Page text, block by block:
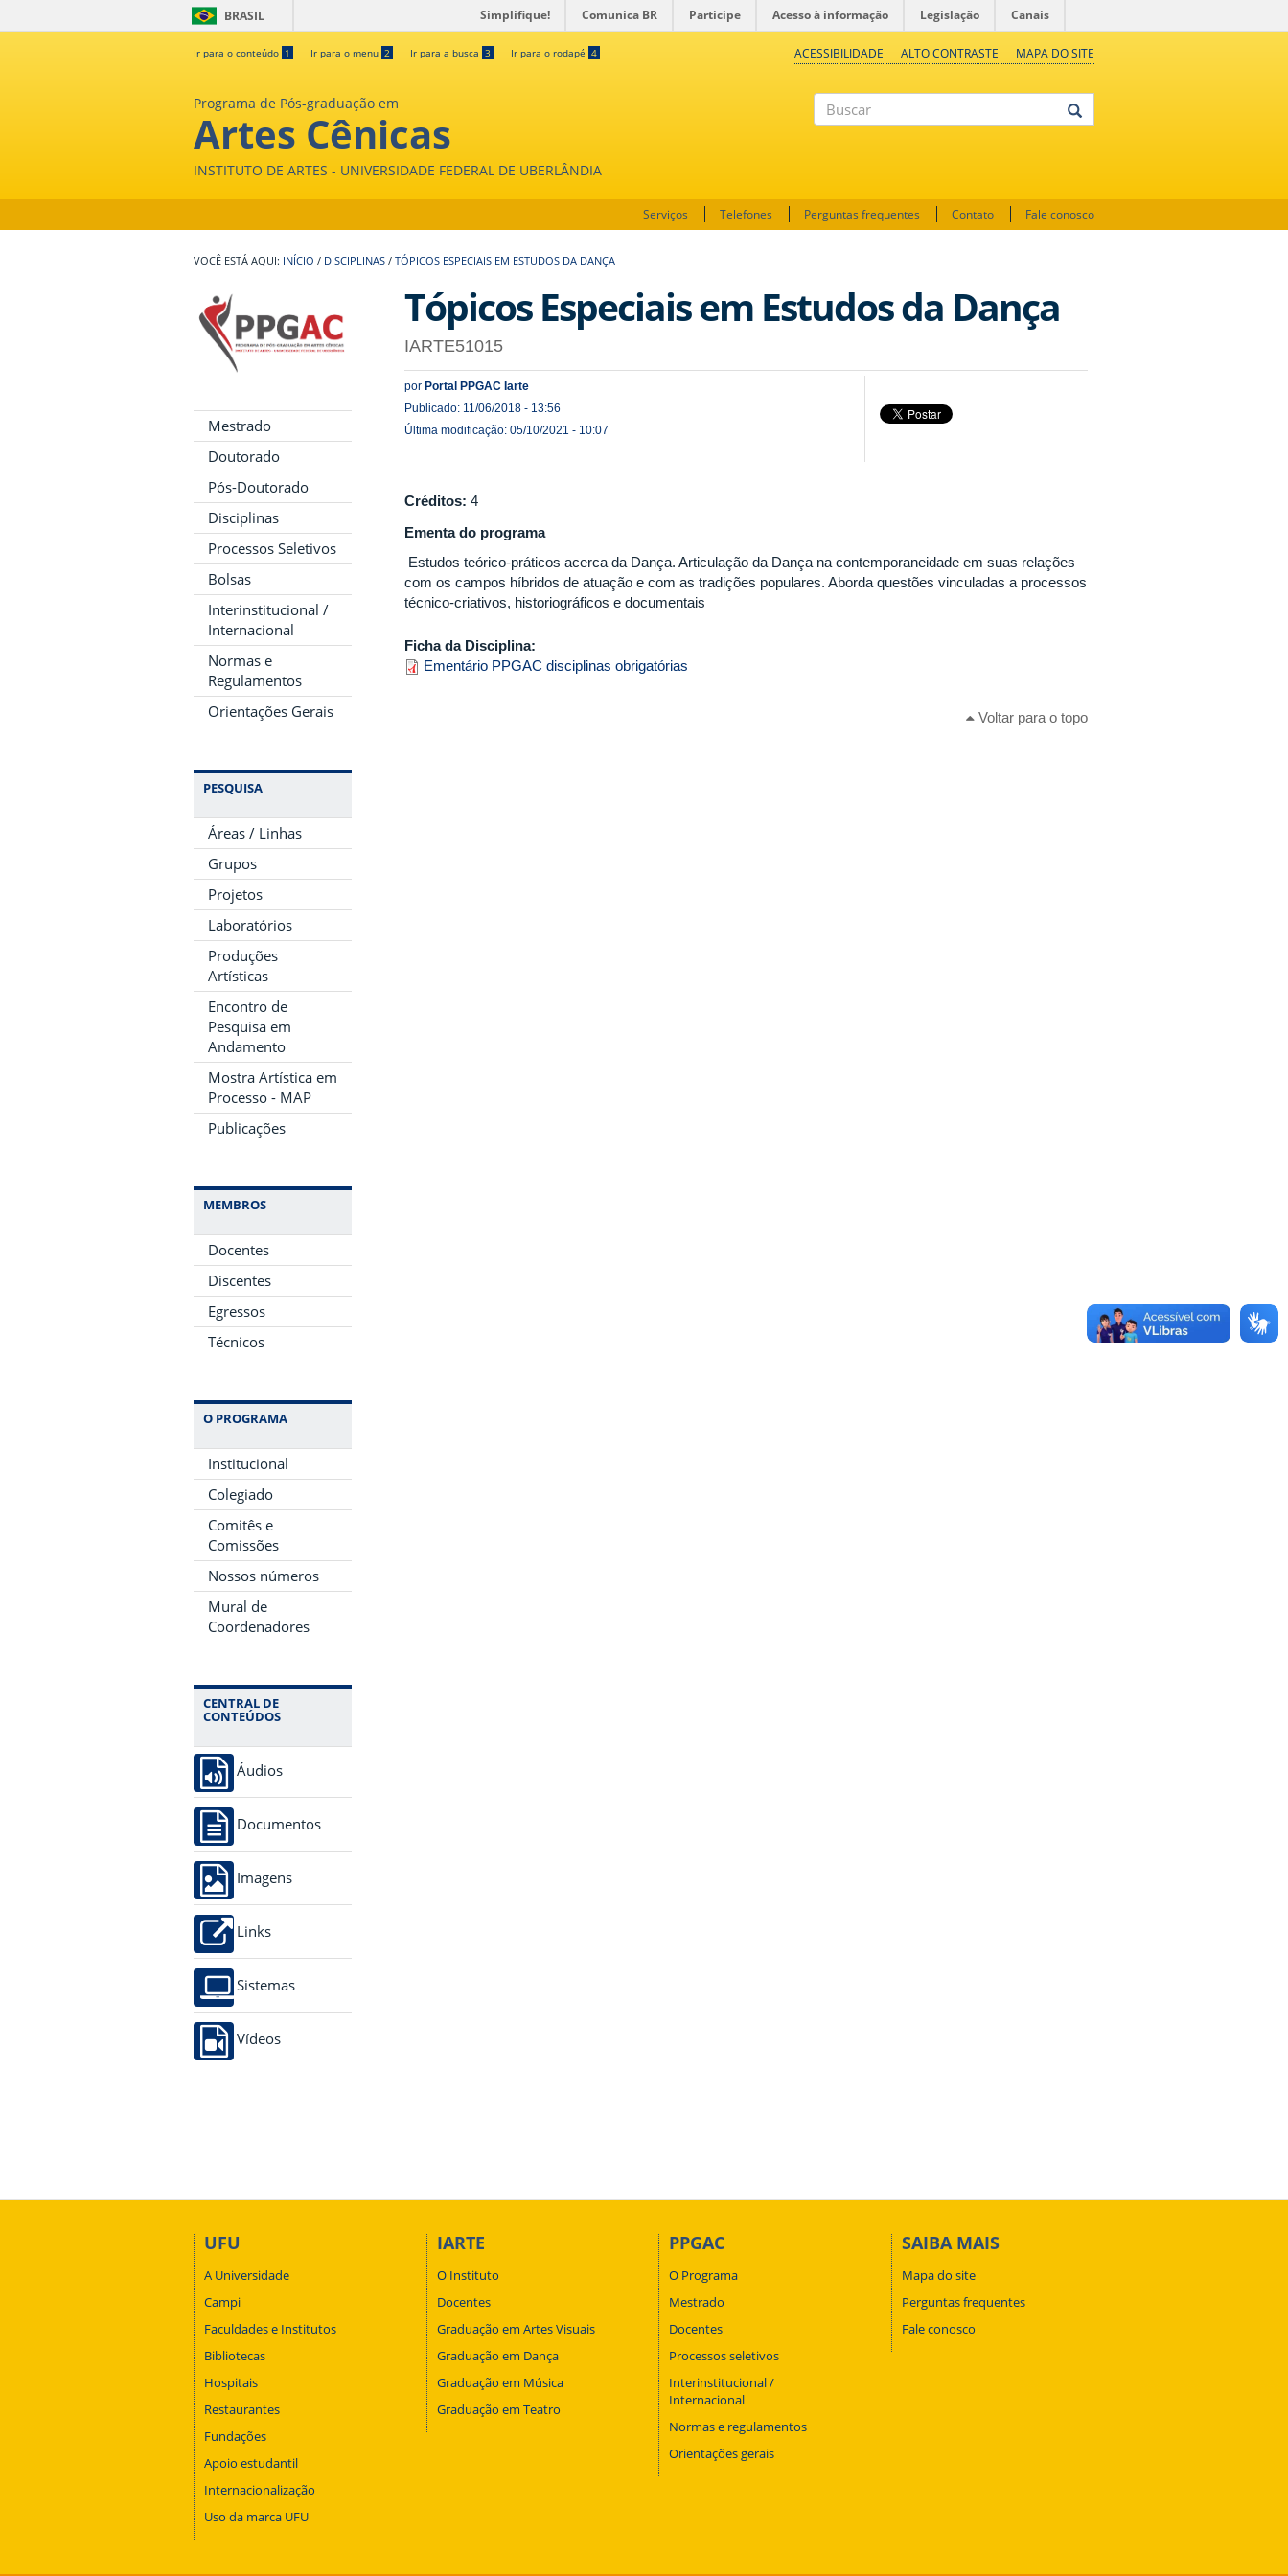
BRASIL Simplifique! Comunica BR Participe Acesso à informação Legislação Canais
Ir para o conteúdo 1 Ir para o menu 2 Ir para a busca 3 Ir para o rodapé 4 ACESSIBILIDADE ALTO CONTRASTE MAPA DO SITE
Programa de Pós-graduação em
Artes Cênicas
INSTITUTO DE ARTES - UNIVERSIDADE FEDERAL DE UBERLÂNDIA
Serviços Telefones Perguntas frequentes Contato Fale conosco
INÍCIO / DISCIPLINAS / TÓPICOS ESPECIAIS EM ESTUDOS DA DANÇA
Mestrado
Doutorado
Pós-Doutorado
Disciplinas
Processos Seletivos
Bolsas
Interinstitucional /
Internacional
Normas e
Regulamentos
Orientações Gerais
PESQUISA
Áreas / Linhas
Grupos
Projetos
Laboratórios
Produções
Artísticas
Encontro de
Pesquisa em
Andamento
Mostra Artística em
Processo - MAP
Publicações
MEMBROS
Docentes
Discentes
Egressos
Técnicos
O PROGRAMA
Institucional
Colegiado
Comitês e
Comissões
Nossos números
Mural de
Coordenadores
CENTRAL DE
CONTEÚDOS
Áudios
Documentos
Imagens
Links
Sistemas
Vídeos
Tópicos Especiais em Estudos da Dança
IARTE51015
por Portal PPGAC Iarte
Publicado: 11/06/2018 - 13:56
Última modificação: 05/10/2021 - 10:07
Créditos: 4
Ementa do programa
Estudos teórico-práticos acerca da Dança. Articulação da Dança na contemporaneidade em suas relações
com os campos híbridos de atuação e com as tradições populares. Aborda questões vinculadas a processos
técnico-criativos, historiográficos e documentais
Ficha da Disciplina:
Ementário PPGAC disciplinas obrigatórias
Voltar para o topo
UFU
A Universidade
Campi
Faculdades e Institutos
Bibliotecas
Hospitais
Restaurantes
Fundações
Apoio estudantil
Internacionalização
Uso da marca UFU
IARTE
O Instituto
Docentes
Graduação em Artes Visuais
Graduação em Dança
Graduação em Música
Graduação em Teatro
PPGAC
O Programa
Mestrado
Docentes
Processos seletivos
Interinstitucional /
Internacional
Normas e regulamentos
Orientações gerais
SAIBA MAIS
Mapa do site
Perguntas frequentes
Fale conosco